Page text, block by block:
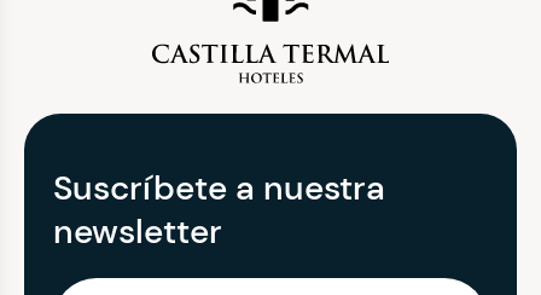
Suscríbete a nuestra
newsletter